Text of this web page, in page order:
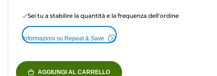
Sei tu a stabilire la quantità e la frequenza dell'ordine
Informazioni su Repeat & Save
AGGIUNGI AL CARRELLO